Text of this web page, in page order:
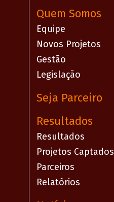
Quem Somos
Equipe
Novos Projetos
Gestão
Legislação
Seja Parceiro
Resultados
Resultados
Projetos Captados
Parceiros
Relatórios